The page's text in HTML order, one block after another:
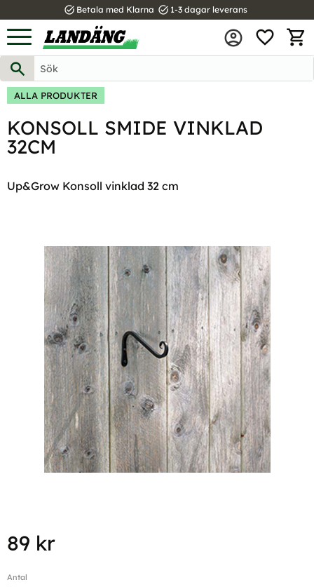
Meny
task_alt Betala med Klarna task_alt 1-3 dagar leverans
ALLA PRODUKTER
KONSOLL SMIDE VINKLAD
32CM
Up&Grow Konsoll vinklad 32 cm
89 kr
Antal